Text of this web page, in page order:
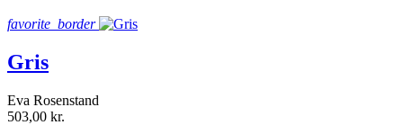
favorite_border
Gris
Eva Rosenstand
503,00 kr.